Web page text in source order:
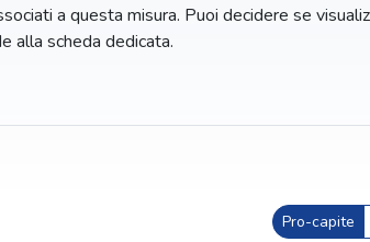
a questa misura. Puoi decidere se
alla scheda dedicata.
Pro-capite